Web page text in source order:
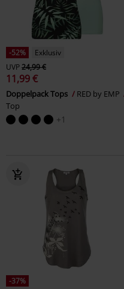
-52%
Exklusiv
UVP24,99 €
11,99 €
Doppelpack Tops
RED by EMP
Top
+1
-37%